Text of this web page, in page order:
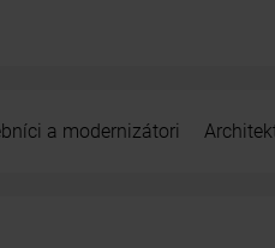
a modernizátori